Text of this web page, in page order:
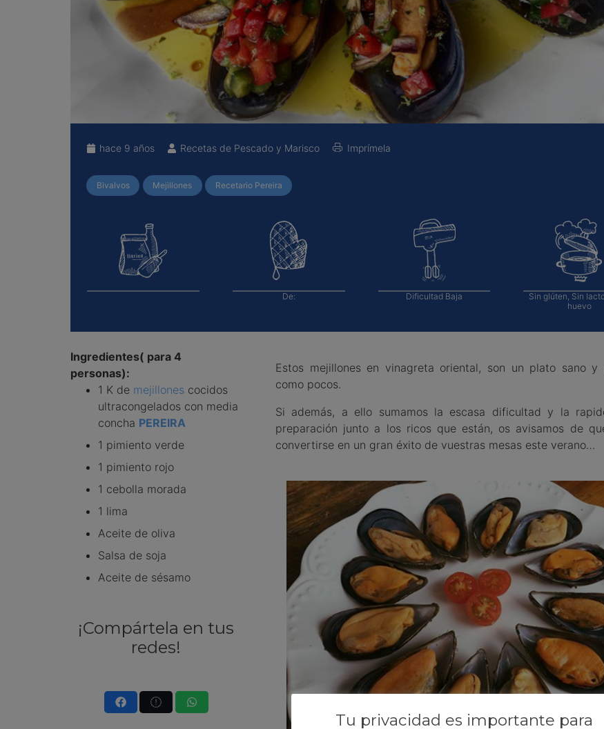
hace 9 años Recetas de Pescado y Marisco Imprímela
Bivalvos Mejillones Recetario Pereira
De: Dificultad Baja
Sin glúten, Sin
huevo
Ingredientes( para 4
personas):
1 K de mejillones cocidos
ultracongelados con media
concha PEREIRA
1 pimiento verde
1 pimiento rojo
1 cebolla morada
1 lima
Aceite de oliva
Salsa de soja
Aceite de sésamo
¡Compártela en tus
redes!
Estos mejillones en vinagreta oriental, son un plato sano y
como pocos.
Si además, a ello sumamos la escasa dificultad y la
preparación junto a los ricos que están, os avisamos de
convertirse en un gran éxito de vuestras mesas este verano…
Tu privacidad es importante para